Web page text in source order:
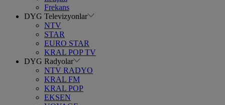
Frekans
DYG Televizyonlar
NTV
STAR
EURO STAR
KRAL POP TV
DYG Radyolar
NTV RADYO
KRAL FM
KRAL POP
EKSEN